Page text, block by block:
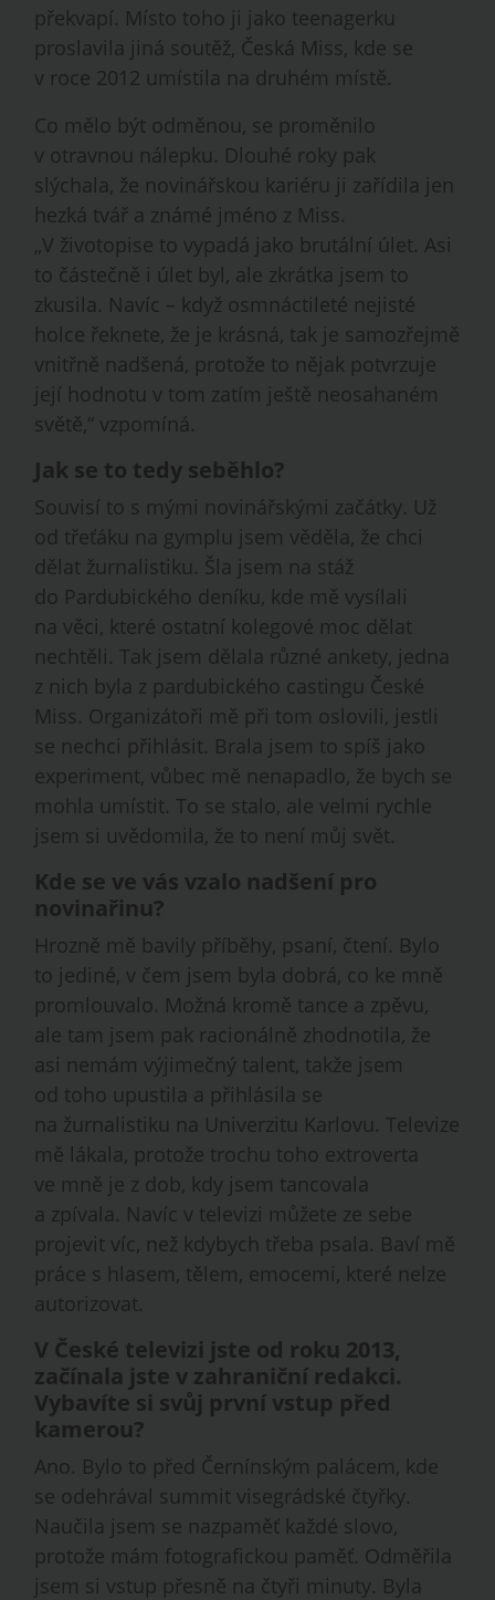
překvapí. Místo toho ji jako teenagerku
proslavila jiná soutěž, Česká Miss, kde se
v roce 2012 umístila na druhém místě.
Co mělo být odměnou, se proměnilo
v otravnou nálepku. Dlouhé roky pak
slýchala, že novinářskou kariéru ji zařídila jen
hezká tvář a známé jméno z Miss.
„V životopise to vypadá jako brutální úlet. Asi
to částečně i úlet byl, ale zkrátka jsem to
zkusila. Navíc – když osmnáctileté nejisté
holce řeknete, že je krásná, tak je samozřejmě
vnitřně nadšená, protože to nějak potvrzuje
její hodnotu v tom zatím ještě neosahaném
světě,“ vzpomíná.
Jak se to tedy seběhlo?
Souvisí to s mými novinářskými začátky. Už
od třeťáku na gymplu jsem věděla, že chci
dělat žurnalistiku. Šla jsem na stáž
do Pardubického deníku, kde mě vysílali
na věci, které ostatní kolegové moc dělat
nechtěli. Tak jsem dělala různé ankety, jedna
z nich byla z pardubického castingu České
Miss. Organizátoři mě při tom oslovili, jestli
se nechci přihlásit. Brala jsem to spíš jako
experiment, vůbec mě nenapadlo, že bych se
mohla umístit. To se stalo, ale velmi rychle
jsem si uvědomila, že to není můj svět.
Kde se ve vás vzalo nadšení pro
novinařinu?
Hrozně mě bavily příběhy, psaní, čtení. Bylo
to jediné, v čem jsem byla dobrá, co ke mně
promlouvalo. Možná kromě tance a zpěvu,
ale tam jsem pak racionálně zhodnotila, že
asi nemám výjimečný talent, takže jsem
od toho upustila a přihlásila se
na žurnalistiku na Univerzitu Karlovu. Televize
mě lákala, protože trochu toho extroverta
ve mně je z dob, kdy jsem tancovala
a zpívala. Navíc v televizi můžete ze sebe
projevit víc, než kdybych třeba psala. Baví mě
práce s hlasem, tělem, emocemi, které nelze
autorizovat.
V České televizi jste od roku 2013,
začínala jste v zahraniční redakci.
Vybavíte si svůj první vstup před
kamerou?
Ano. Bylo to před Černínským palácem, kde
se odehrával sum­mit visegrádské čtyřky.
Naučila jsem se nazpaměť každé slovo,
protože mám fotografickou paměť. Odměřila
jsem si vstup přesně na čtyři minuty. Byla